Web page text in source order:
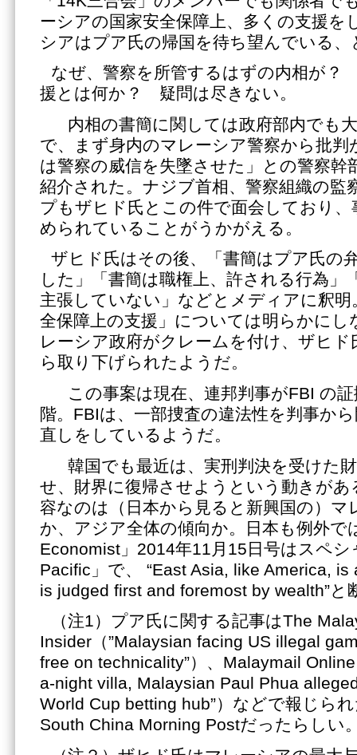
ーシアの国家安全保障上、多くの支援
シアはプア氏の帰国を待ち望んでいる
なぜ、警察を所管するはずの内相が？
援とは何か？ 疑問は尽きない。
内相の書簡に関しては政府部内でも
で、まず身内のマレーシア警察から批判
は警察の威信を失墜させた」との警察幹
紹介された。ナジブ首相、警察組織の監
プもザヒド氏とこの件で面会しており、
められていることがうかがえる。
ザヒド氏はその後、「書簡はプア氏の
した」「書簡は職権上、許される行為」
主張していない」などとメディアに釈明
全保障上の支援」については明らかにし
レーシア政府がクレームを付け、ザヒド
ら取り下げられたようだ。
この事案は現在、連邦判事がFBI の
階。FBIは、一部捜査の違法性を判事か
直しをしているようだ。
韓国でも最近は、実刑判決を受けた
せ、財界に復帰させようという動きが
容なのは（日本から見ると新興国の）
か、アジア全体の傾向か。日本も例外で
Economist」2014年11月15日号はスペ
Pacific」で、 “East Asia, like America,
is judged first and foremost by wealth”と
（注1）プア氏に関する記事はThe
Insider（”Malaysian facing US illegal
free on technicality”）、Malaymail
a-night villa, Malaysian Paul Phua
World Cup betting hub”）などで報じら
South China Morning Postだったらしい